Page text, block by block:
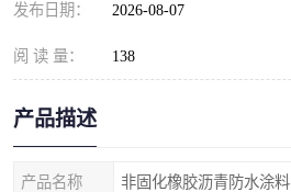
发布日期： 2026-08-07
阅 读 量： 138
产品描述
产品名称 非固化橡胶沥青防水涂料